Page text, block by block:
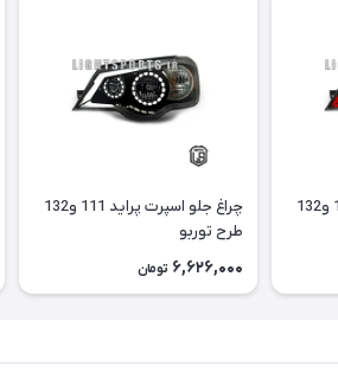
چراغ جلو اسپرت پراید 111 و132
چراغ جلو اسپرت پراید 111 و132
طرح توربو
6,626,000 تومان